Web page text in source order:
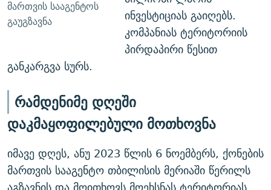
მართვის სააგენტოს
გაუგზავნა
ინვესტიციას გაიღებს.
კომპანიას ტერიტორიის
პირდაპირი წესით
განკარგვა სურს.
რამდენიმე დღეში
დაკმაყოფილებული მოთხოვნა
იმავე დღეს, ანუ 2023 წლის 6 ნოემბერს, ქონების
მართვის სააგენტო თბილისის მერიაში წერილს